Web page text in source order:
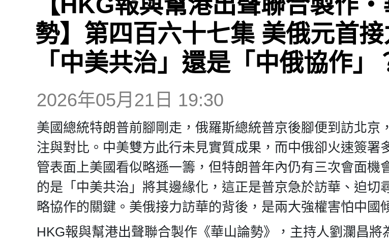
勢】第四百六十七集 美俄元首
「中美共治」還是「中俄協作」
2026年05月21日 19:30
美國總統特朗普前腳剛走，俄羅斯總統普京後腳便到訪北京
注與對比。中美雙方此行未見實質成果，而中俄卻火速簽署
管表面上美國看似略遜一籌，但特朗普年內仍有三次會面機
的是「中美共治」將其邊緣化，這正是普京急於訪華、迫切
略協作的關鍵。美俄接力訪華的背後，是兩大強權害怕中國
HKG報與幫港出聲聯合製作《華山論勢》，主持人劉瀾昌將